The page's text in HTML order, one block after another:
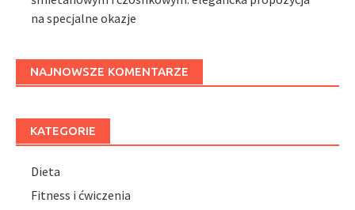
na specjalne okazje
NAJNOWSZE KOMENTARZE
KATEGORIE
Dieta
Fitness i ćwiczenia